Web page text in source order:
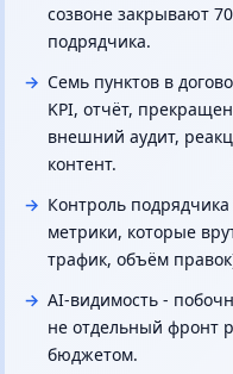
созвоне закрывают
подрядчика.
Семь пунктов в
KPI, отчёт,
внешний аудит,
контент.
Контроль
метрики, которые
трафик, объём
AI-видимость -
не отдельный фронт
бюджетом.